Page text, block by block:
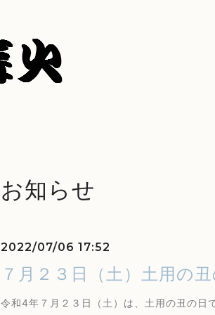
お知らせ
2022/07/06 17:52
７月２３日（土）土用の
令和4年７月２３日（土）は、土用の丑の日